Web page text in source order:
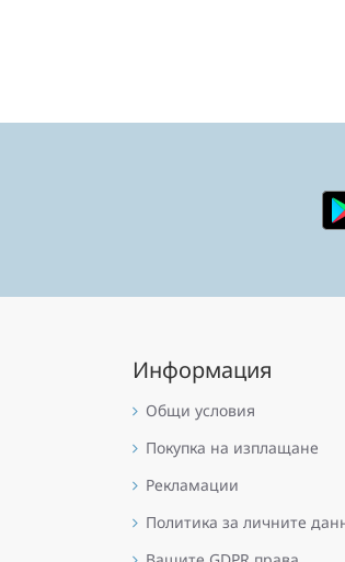
Информация
Общи условия
Покупка на изплащане
Рекламации
Политика за личните